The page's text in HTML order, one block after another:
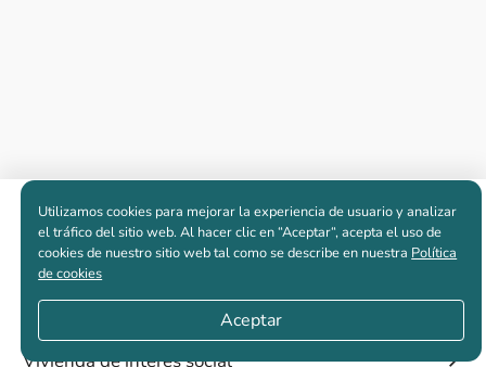
Apartamentos nuevos
Casas nuevas en venta
Vivienda de interés social
Utilizamos cookies para mejorar la experiencia de usuario y analizar
el tráfico del sitio web. Al hacer clic en “Aceptar“, acepta el uso de
cookies de nuestro sitio web tal como se describe en nuestra Política
de cookies
Aceptar